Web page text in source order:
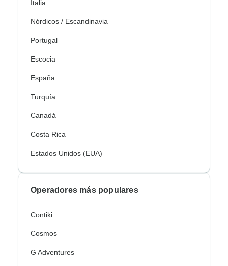
Italia
Nórdicos / Escandinavia
Portugal
Escocia
España
Turquía
Canadá
Costa Rica
Estados Unidos (EUA)
Operadores más populares
Contiki
Cosmos
G Adventures